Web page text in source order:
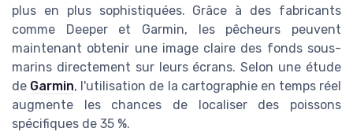
plus en plus sophistiquées. Grâce à des fabricants
comme Deeper et Garmin, les pêcheurs peuvent
maintenant obtenir une image claire des fonds sous-
marins directement sur leurs écrans. Selon une étude
de Garmin, l'utilisation de la cartographie en temps réel
augmente les chances de localiser des poissons
spécifiques de 35 %.